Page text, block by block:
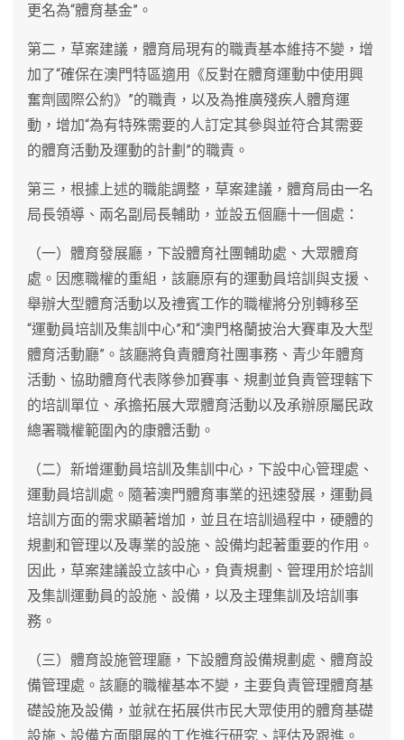
更名為“體育基金”。
第二，草案建議，體育局現有的職責基本維持不變，增
加了“確保在澳門特區適用《反對在體育運動中使用興
奮劑國際公約》”的職責，以及為推廣殘疾人體育運
動，增加“為有特殊需要的人訂定其參與並符合其需要
的體育活動及運動的計劃”的職責。
第三，根據上述的職能調整，草案建議，體育局由一名
局長領導、兩名副局長輔助，並設五個廳十一個處：
（一）體育發展廳，下設體育社團輔助處、大眾體育
處。因應職權的重組，該廳原有的運動員培訓與支援、
舉辦大型體育活動以及禮賓工作的職權將分別轉移至
“運動員培訓及集訓中心”和“澳門格蘭披治大賽車及大型
體育活動廳”。該廳將負責體育社團事務、青少年體育
活動、協助體育代表隊參加賽事、規劃並負責管理轄下
的培訓單位、承擔拓展大眾體育活動以及承辦原屬民政
總署職權範圍內的康體活動。
（二）新增運動員培訓及集訓中心，下設中心管理處、
運動員培訓處。隨著澳門體育事業的迅速發展，運動員
培訓方面的需求顯著增加，並且在培訓過程中，硬體的
規劃和管理以及專業的設施、設備均起著重要的作用。
因此，草案建議設立該中心，負責規劃、管理用於培訓
及集訓運動員的設施、設備，以及主理集訓及培訓事
務。
（三）體育設施管理廳，下設體育設備規劃處、體育設
備管理處。該廳的職權基本不變，主要負責管理體育基
礎設施及設備，並就在拓展供市民大眾使用的體育基礎
設施、設備方面開展的工作進行研究、評估及跟進。